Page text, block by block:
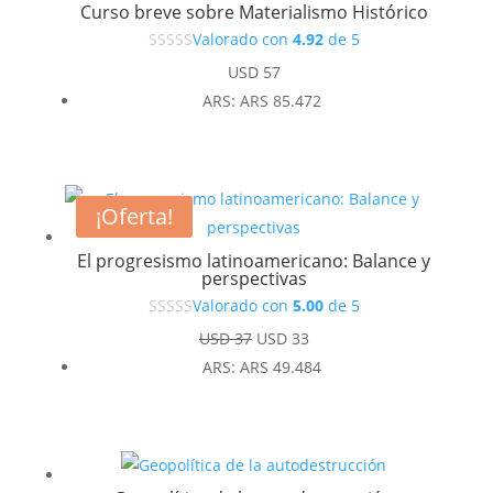
Curso breve sobre Materialismo Histórico
Valorado con 4.92de 5
USD57
ARS: ARS 85.472
¡Oferta!
El progresismo latinoamericano: Balance y
perspectivas
Valorado con 5.00de 5
USD37 El
precio
USD33El
precio
ARS: ARS 49.484